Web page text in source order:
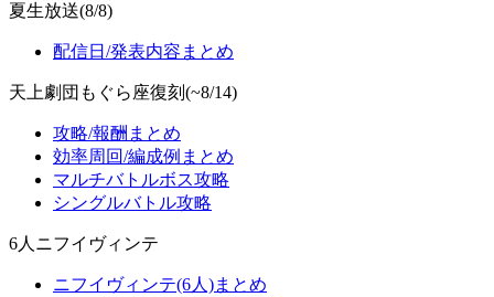
夏生放送(8/8)
配信日/発表内容まとめ
天上劇団もぐら座復刻(~8/14)
攻略/報酬まとめ
効率周回/編成例まとめ
マルチバトルボス攻略
シングルバトル攻略
6人ニフイヴィンテ
ニフイヴィンテ(6人)まとめ